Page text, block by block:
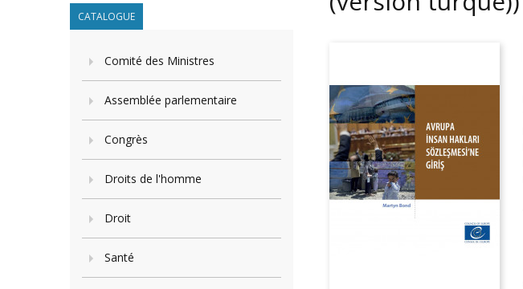
CATALOGUE
Comité des Ministres
Assemblée parlementaire
Congrès
Droits de l'homme
Droit
Santé